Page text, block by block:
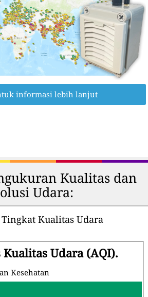
informasi lebih lanjut
Kualitas dan
Udara:
Kualitas Udara
Udara (AQI).
Kesehatan